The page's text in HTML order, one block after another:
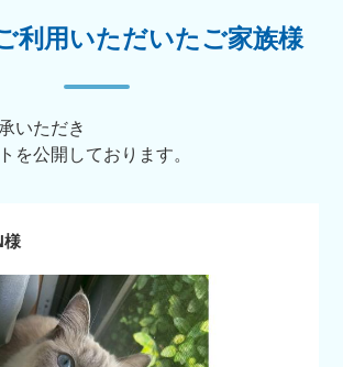
利用いただいたご家族様
いただき
を公開しております。
様